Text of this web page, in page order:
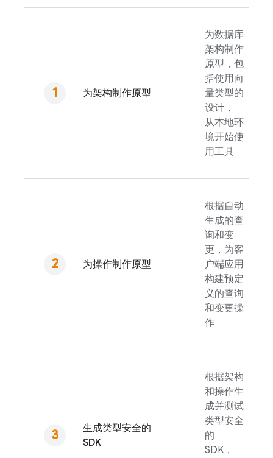
为架构制作原型
为数据库
架构制作
原型，包
括使用向
量类型的
设计，
从本地环
境开始使
用工具
为操作制作原型
根据自动
生成的查
询和变
更，为客
户端应用
构建预定
义的查询
和变更操
作
生成类型安全的
SDK
根据架构
和操作生
成并测试
类型安全
的
SDK，